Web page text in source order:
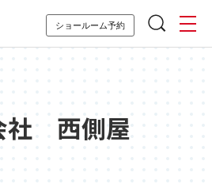
ショールーム予約
社 西側屋